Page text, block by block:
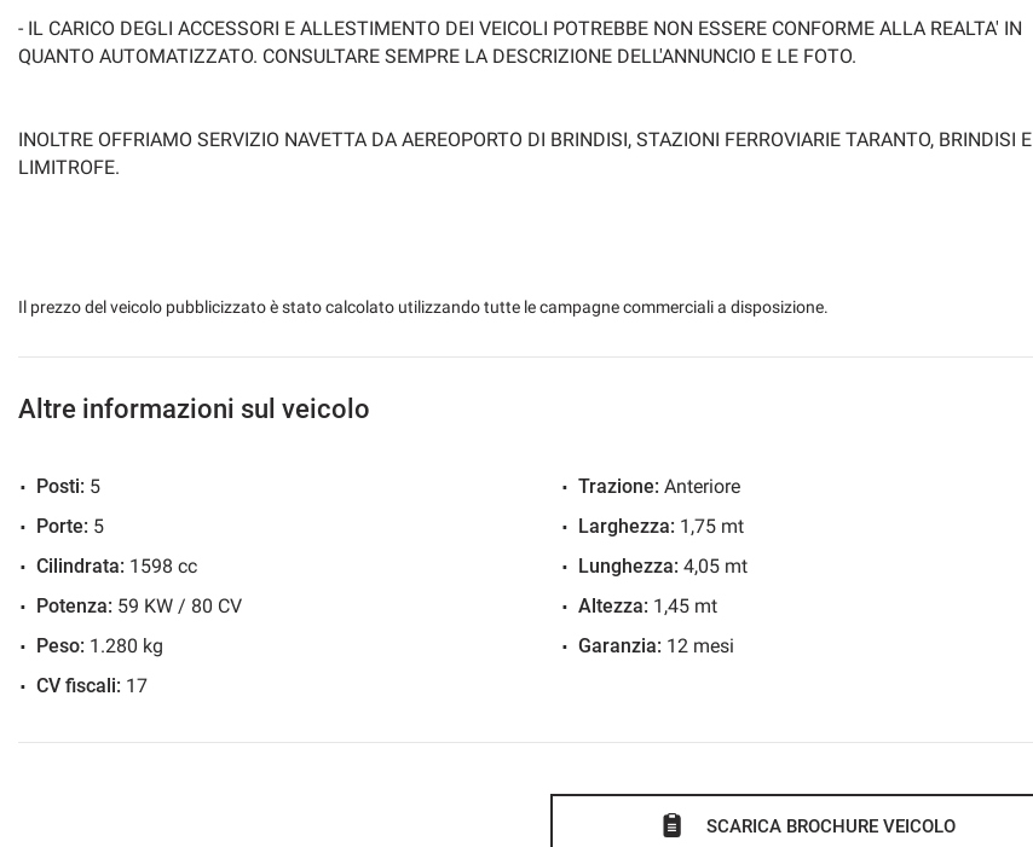
- IL CARICO DEGLI ACCESSORI E ALLESTIMENTO DEI VEICOLI POTREBBE NON ESSERE CONFORME ALLA REALTA' IN
QUANTO AUTOMATIZZATO. CONSULTARE SEMPRE LA DESCRIZIONE DELL'ANNUNCIO E LE FOTO.
INOLTRE OFFRIAMO SERVIZIO NAVETTA DA AEREOPORTO DI BRINDISI, STAZIONI FERROVIARIE TARANTO, BRINDISI E
LIMITROFE.
Il prezzo del veicolo pubblicizzato è stato calcolato utilizzando tutte le campagne commerciali a disposizione.
Altre informazioni sul veicolo
Posti: 5
Porte: 5
Cilindrata: 1598 cc
Potenza: 59 KW / 80 CV
Peso: 1.280 kg
CV fiscali: 17
Trazione: Anteriore
Larghezza: 1,75 mt
Lunghezza: 4,05 mt
Altezza: 1,45 mt
Garanzia: 12 mesi
SCARICA BROCHURE VEICOLO